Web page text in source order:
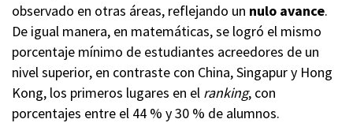
observado en otras áreas, reflejando un nulo avance.
De igual manera, en matemáticas, se logró el mismo
porcentaje mínimo de estudiantes acreedores de un
nivel superior, en contraste con China, Singapur y Hong
Kong, los primeros lugares en el ranking, con
porcentajes entre el 44 % y 30 % de alumnos.